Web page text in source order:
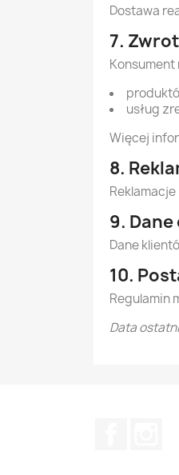
Dostawa
7.
usług
Więcej
8.
9. Dane
Dane
10.
Regulamin
Data